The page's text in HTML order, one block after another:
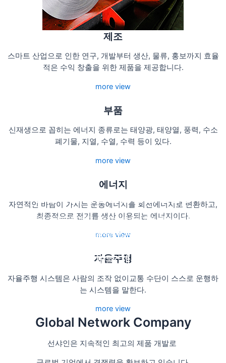
선샤인은 모바일 환경을 고려한
컨텐츠 최적화 홈페이지 전문회사입니다.
바로가기
상상 그 이상의 디자인을 선사하다
선샤인은 최고의 크리에이티브와 차별화된 전문 디자인 경험을 바
영역의 한계를 넘어 항상 최고의 솔루션을 제공합니다.
바로가기
지속적인 최고의 제품 개발로
글로벌 기업에서 경쟁력을 확보하고 있습니다.
바로가기
선샤인은 최고의 서비스와 최고의 만족도를
제공해 드리기 위해 노력합니다.
바로가기
제조
스마트 산업으로 인한 연구, 개발부터 생산, 물류, 홍보까지 효율
적은 수익 창출을 위한 제품을 제공합니다.
more view
부품
신재생으로 꼽히는 에너지 종류로는 태양광, 태양열, 풍력, 수소
폐기물, 지열, 수열, 수력 등이 있다.
more view
에너지
자연적인 바람이 가지는 운동에너지를 회전에너지로 변환하고,
최종적으로 전기를 생산 이용되는 에너지이다.
more view
자율주행
자율주행 시스템은 사람의 조작 없이교통 수단이 스스로 운행하
는 시스템을 말한다.
more view
Global Network Company
선샤인은 지속적인 최고의 제품 개발로